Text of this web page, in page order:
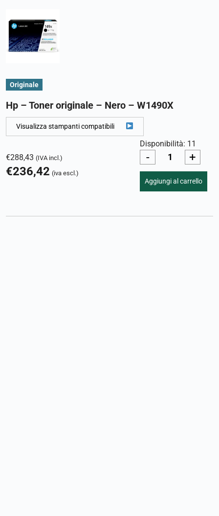
Originale
Hp – Toner originale – Nero – W1490X
Visualizza stampanti compatibili
€288,43 (IVA incl.)
€236,42 (iva escl.)
Disponibilità: 11
- +
Aggiungi al carrello